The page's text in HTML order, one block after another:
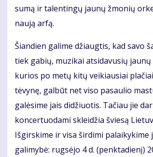
sumą ir talentingų jaunų žmonių
naują arfą.
Šiandien galime džiaugtis, kad savo
tiek gabių, muzikai atsidavusių jaunų
kurios po metų kitų veikiausiai
tėvynę, galbūt net viso pasaulio
galėsime jais didžiuotis. Tačiau jie
koncertuodami skleidžia šviesą
Išgirskime ir visa širdimi palaikykime
galimybė: rugsėjo 4 d. (penktadienį)